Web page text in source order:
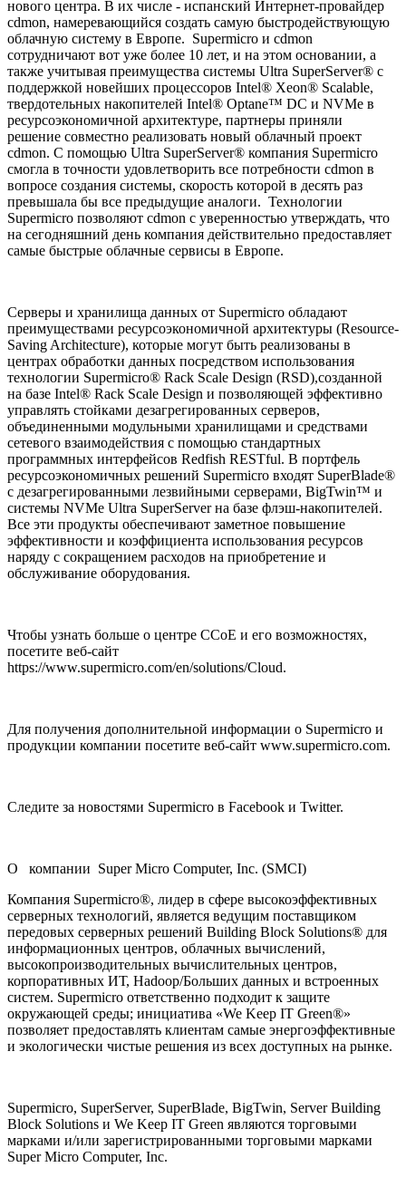
нового центра. В их числе - испанский Интернет-провайдер
cdmon, намеревающийся создать самую быстродействующую
облачную систему в Европе. Supermicro и cdmon
сотрудничают вот уже более 10 лет, и на этом основании, а
также учитывая преимущества системы Ultra SuperServer® с
поддержкой новейших процессоров Intel® Xeon® Scalable,
твердотельных накопителей Intel® Optane™ DC и NVMe в
ресурсоэкономичной архитектуре, партнеры приняли
решение совместно реализовать новый облачный проект
cdmon. С помощью Ultra SuperServer® компания Supermicro
смогла в точности удовлетворить все потребности cdmon в
вопросе создания системы, скорость которой в десять раз
превышала бы все предыдущие аналоги. Технологии
Supermicro позволяют cdmon с уверенностью утверждать, что
на сегодняшний день компания действительно предоставляет
самые быстрые облачные сервисы в Европе.
Серверы и хранилища данных от Supermicro обладают
преимуществами ресурсоэкономичной архитектуры (Resource-
Saving Architecture), которые могут быть реализованы в
центрах обработки данных посредством использования
технологии Supermicro® Rack Scale Design (RSD),созданной
на базе Intel® Rack Scale Design и позволяющей эффективно
управлять стойками дезагрегированных серверов,
объединенными модульными хранилищами и средствами
сетевого взаимодействия с помощью стандартных
программных интерфейсов Redfish RESTful. В портфель
ресурсоэкономичных решений Supermicro входят SuperBlade®
с дезагрегированными лезвийными серверами, BigTwin™ и
системы NVMe Ultra SuperServer на базе флэш-накопителей.
Все эти продукты обеспечивают заметное повышение
эффективности и коэффициента использования ресурсов
наряду с сокращением расходов на приобретение и
обслуживание оборудования.
Чтобы узнать больше о центре CCoE и его возможностях,
посетите веб-сайт
https://www.supermicro.com/en/solutions/Cloud.
Для получения дополнительной информации о Supermicro и
продукции компании посетите веб-сайт www.supermicro.com.
Следите за новостями Supermicro в Facebook и Twitter.
О компании Super Micro Computer, Inc. (SMCI)
Компания Supermicro®, лидер в сфере высокоэффективных
серверных технологий, является ведущим поставщиком
передовых серверных решений Building Block Solutions® для
информационных центров, облачных вычислений,
высокопроизводительных вычислительных центров,
корпоративных ИТ, Hadoop/Больших данных и встроенных
систем. Supermicro ответственно подходит к защите
окружающей среды; инициатива «We Keep IT Green®»
позволяет предоставлять клиентам самые энергоэффективные
и экологически чистые решения из всех доступных на рынке.
Supermicro, SuperServer, SuperBlade, BigTwin, Server Building
Block Solutions и We Keep IT Green являются торговыми
марками и/или зарегистрированными торговыми марками
Super Micro Computer, Inc.